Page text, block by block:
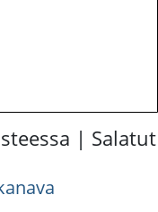
| Salatut